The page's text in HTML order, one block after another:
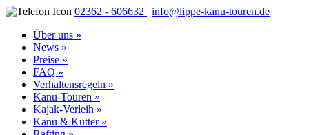
02362 - 606632 | info@lippe-kanu-touren.de
Über uns »
News »
Preise »
FAQ »
Verhaltensregeln »
Kanu-Touren »
Kajak-Verleih »
Kanu & Kutter »